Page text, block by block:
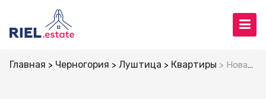
Главная Черногория Луштица Квартиры Новая квартира с тремя спальнями в Крашичи